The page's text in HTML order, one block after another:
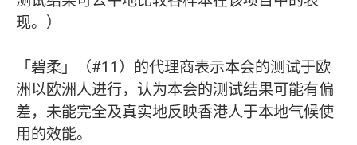
现。）
「碧柔」（#11）的代理商表示本会的测试于欧
洲以欧洲人进行，认为本会的测试结果可能有偏
差，未能完全及真实地反映香港人于本地气候使
用的效能。